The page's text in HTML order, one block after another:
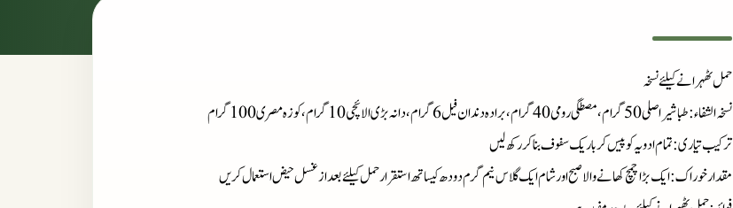
حمل ٹھہرانے کیلئے نسخہ
نسخہ الشفاء: طباشیر اصلی 50 گرام، مصطگی رومی 40 گرام، برادہ دندان فیل 6 گرام، دانہ بڑی الائچی 10 گرام، کوزہ مصری 100 گرام
ترکیب تیاری: تمام ادویہ کو پیس کر باریک سفوف بناکر رکھ لیں
مقدارخوراک: ایک بڑا چمچ کھانے والا صبح اور شام ایک گلاس نیم گرم دود ھ کیساتھ استقرار حمل کیلئے بعد از غسل حیض استعمال کریں